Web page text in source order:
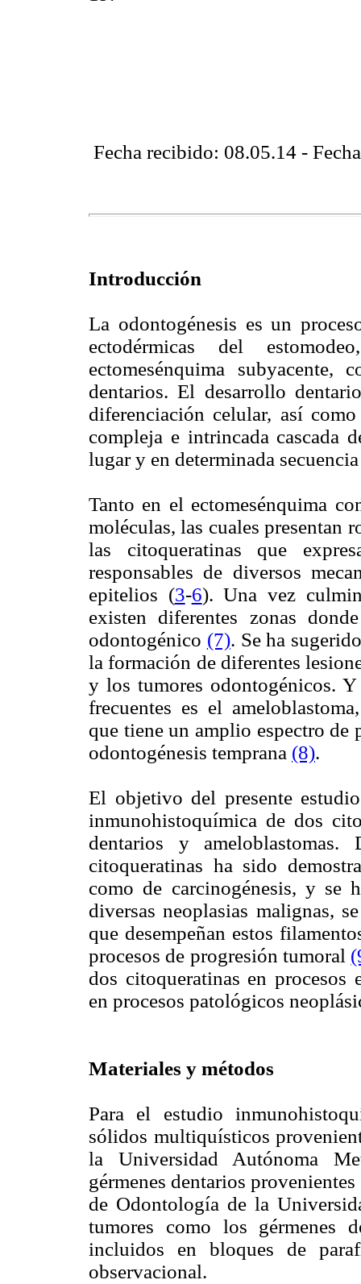
Fecha recibido: 08.05.14 -
Introducción
La odontogénesis es un
ectodérmicas del
ectomesénquima
dentarios. El desarrollo
diferenciación celular, así
compleja e intrincada cascada
lugar y en determinada
Tanto en el ectomesénquima
moléculas, las cuales presentan
las citoqueratinas que
responsables de diversos
epitelios (3-6). Una vez
existen diferentes zonas
odontogénico (7). Se ha
la formación de diferentes
y los tumores odontogénicos.
frecuentes es el
que tiene un amplio espectro de
odontogénesis temprana (8).
El objetivo del presente
inmunohistoquímica de dos
dentarios y
citoqueratinas ha sido
como de carcinogénesis, y se
diversas neoplasias malignas,
que desempeñan estos
procesos de progresión tumoral
dos citoqueratinas en procesos
en procesos patológicos
Materiales y métodos
Para el estudio
sólidos multiquísticos
la Universidad Autónoma
gérmenes dentarios
de Odontología de la
tumores como los gérmenes
incluidos en bloques de
observacional.